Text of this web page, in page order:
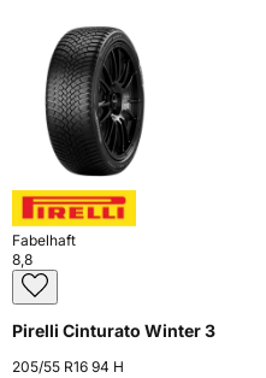
Fabelhaft
8,8
Pirelli Cinturato Winter 3
205/55 R16 94 H